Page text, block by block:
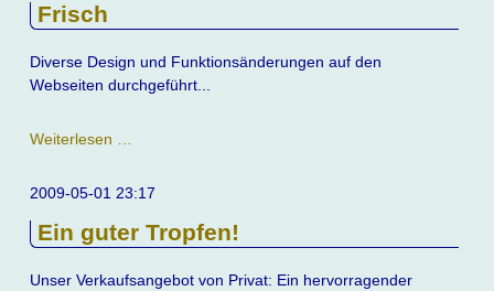
Frisch
Diverse Design und Funktionsänderungen auf den
Webseiten durchgeführt...
Weiterlesen …
2009-05-01 23:17
Ein guter Tropfen!
Unser Verkaufsangebot von Privat: Ein hervorragender